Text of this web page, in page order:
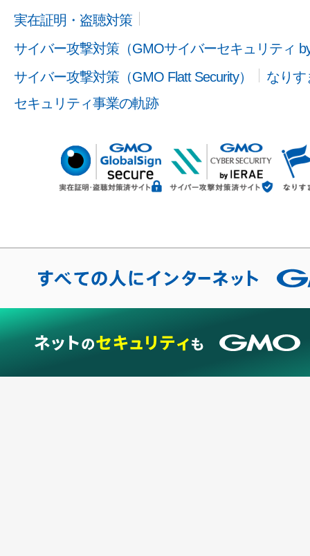
実在証明・盗聴対策
サイバー攻撃対策（GMOサイバーセキュリティ
サイバー攻撃対策（GMO Flatt Security）
なりす
セキュリティ事業の軌跡